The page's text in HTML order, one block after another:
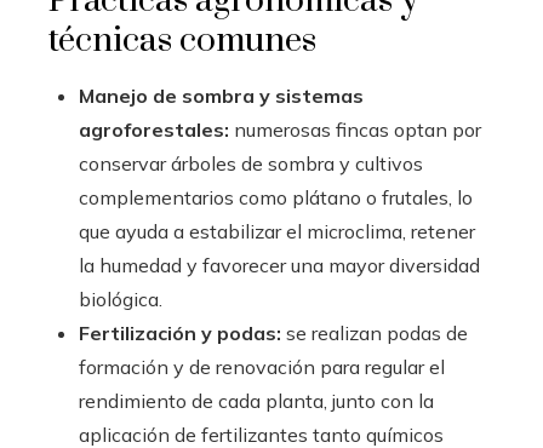
técnicas comunes
Manejo de sombra y sistemas
agroforestales: numerosas fincas optan por
conservar árboles de sombra y cultivos
complementarios como plátano o frutales, lo
que ayuda a estabilizar el microclima, retener
la humedad y favorecer una mayor diversidad
biológica.
Fertilización y podas: se realizan podas de
formación y de renovación para regular el
rendimiento de cada planta, junto con la
aplicación de fertilizantes tanto químicos